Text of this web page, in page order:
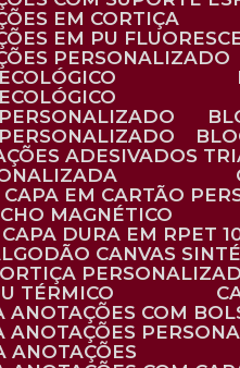
EM CORTIÇA
EM PU
PERSONALIZADO
PERSONALIZADO
PERSONALIZADO
ADESIVADOS
CAPA EM CARTÃO
MAGNÉTICO
CAPA DURA EM RPET
CANVAS
TÉRMICO
ANOTAÇÕES COM
ANOTAÇÕES
ANOTAÇÕES